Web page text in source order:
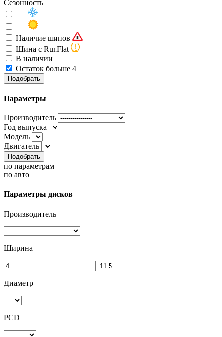
Сезонность
Наличие шипов
Шина с RunFlat
В наличии
Остаток больше 4
Подобрать
Параметры
Производитель
Год выпуска
Модель
Двигатель
Подобрать
по параметрам
по авто
Параметры дисков
Производитель
Ширина
Диаметр
PCD